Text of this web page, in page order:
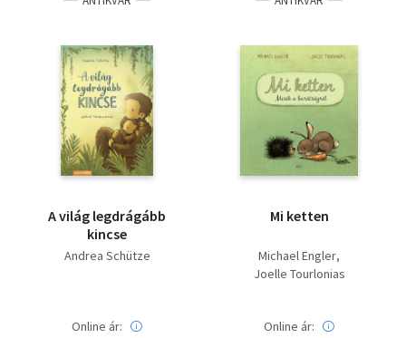
A világ legdrágább
kincse
Andrea Schütze
Online ár:
Mi ketten
Michael Engler
Joelle Tourlonias
Online ár: